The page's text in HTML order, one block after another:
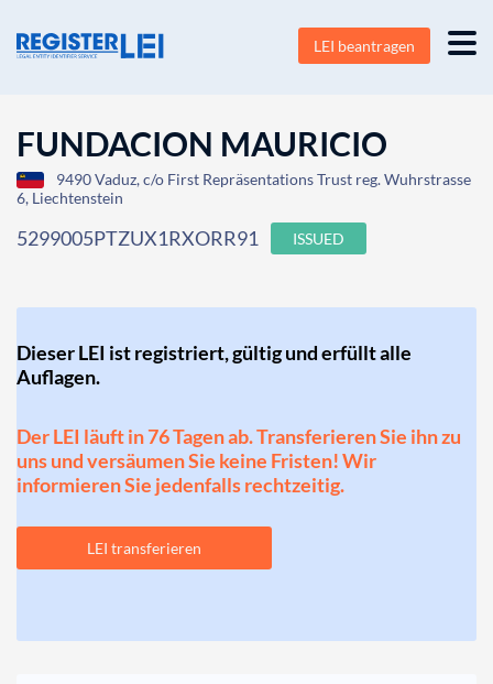
LEI beantragen
FUNDACION MAURICIO
9490 Vaduz, c/o First Repräsentations Trust reg. Wuhrstrasse
6, Liechtenstein
5299005PTZUX1RXORR91 ISSUED
Dieser LEI ist registriert, gültig und erfüllt alle
Auflagen.
Der LEI läuft in 76 Tagen ab. Transferieren Sie ihn zu
uns und versäumen Sie keine Fristen! Wir
informieren Sie jedenfalls rechtzeitig.
LEI transferieren